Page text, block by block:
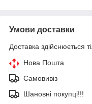
Умови доставки
Доставка здійснюється
Нова Пошта
Самовивіз
Шановні покупці!!!